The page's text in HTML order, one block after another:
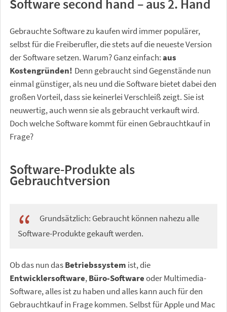
Software second hand – aus 2. Hand
Gebrauchte Software zu kaufen wird immer populärer,
selbst für die Freiberufler, die stets auf die neueste Version
der Software setzen. Warum? Ganz einfach:aus
Kostengründen! Denn gebraucht sind Gegenstände nun
einmal günstiger, als neu und die Software bietet dabei den
großen Vorteil, dass sie keinerlei Verschleiß zeigt. Sie ist
neuwertig, auch wenn sie als gebraucht verkauft wird.
Doch welche Software kommt für einen Gebrauchtkauf in
Frage?
Software-Produkte als
Gebrauchtversion
Grundsätzlich: Gebraucht können nahezu alle
Software-Produkte gekauft werden.
Ob das nun dasBetriebssystem ist, die
Entwicklersoftware,Büro-Softwareoder Multimedia-
Software, alles ist zu haben und alles kann auch für den
Gebrauchtkauf in Frage kommen. Selbst für Apple und Mac